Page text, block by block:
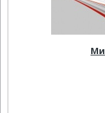
Ми